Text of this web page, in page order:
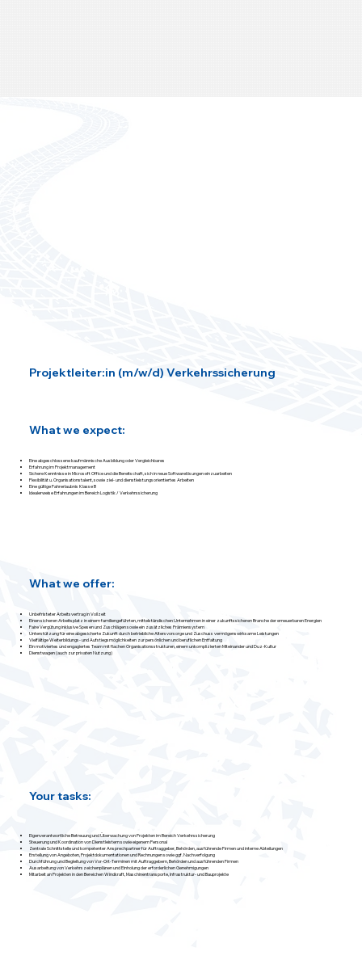
What we expect:
Projektleiter:in (m/w/d) Verkehrssicherung
Eine abgeschlossene kaufmännische Ausbildung oder Vergleichbares
Erfahrung im Projektmanagement
Sichere Kenntnisse in Microsoft Office und die Bereitschaft, sich in neue Softwarelösungen einzuarbeiten
Flexibilität u. Organisationstalent, sowie ziel- und dienstleistungsorientiertes Arbeiten
Eine gültige Fahrerlaubnis Klasse B
Idealerweise Erfahrungen im Bereich Logistik / Verkehrssicherung
What we offer:
Unbefristeter Arbeitsvertrag in Vollzeit
Einen sicheren Arbeitsplatz in einem familiengeführten, mittelständischen Unternehmen in einer zukunftssicheren Branche der erneuerbaren Energien
Faire Vergütung inklusive Spesen und Zuschlägen sowie ein zusätzliches Prämiensystem
Unterstützung für eine abgesicherte Zukunft durch betriebliche Altersvorsorge und Zuschuss vermögenswirksame Leistungen
Vielfältige Weiterbildungs- und Aufstiegsmöglichkeiten zur persönlichen und beruflichen Entfaltung
Ein motiviertes und engagiertes Team mit flachen Organisationsstrukturen, einem unkomplizierten Miteinander und Duz-Kultur
Dienstwagen (auch zur privaten Nutzung)
Your tasks:
Eigenverantwortliche Betreuung und Überwachung von Projekten im Bereich Verkehrssicherung
Steuerung und Koordination von Dienstleistern sowie eigenem Personal
Zentrale Schnittstelle und kompetenter Ansprechpartner für Auftraggeber, Behörden, ausführende Firmen und interne Abteilungen
Erstellung von Angeboten, Projektdokumentationen und Rechnungen sowie ggf. Nachverfolgung
Durchführung und Begleitung von Vor-Ort-Terminen mit Auftraggebern, Behörden und ausführenden Firmen
Ausarbeitung von Verkehrszeichenplänen und Einholung der erforderlichen Genehmigungen
Mitarbeit an Projekten in den Bereichen Windkraft, Maschinentransporte, Infrastruktur- und Bauprojekte